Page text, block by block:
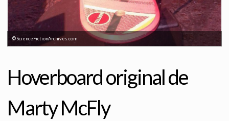
© ScienceFictionArchives.com
Hoverboard original de
Marty McFly